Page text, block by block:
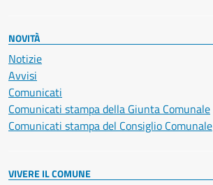
NOVITÀ
Notizie
Avvisi
Comunicati
Comunicati stampa della Giunta Comunale
Comunicati stampa del Consiglio Comunale
VIVERE IL COMUNE